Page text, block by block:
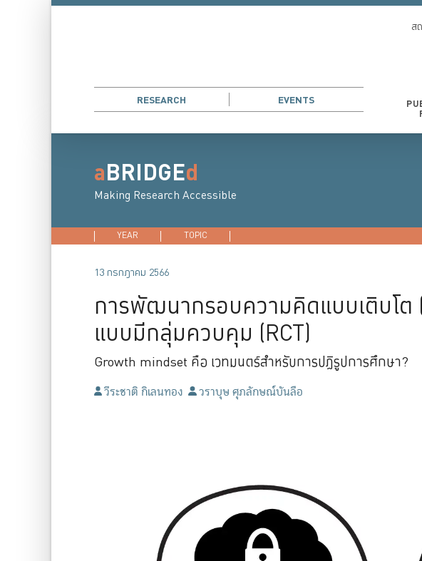
RESEARCH EVENTS
ส
aBRIDGEd
Making Research Accessible
YEAR 2026
TOPIC
13 กรกฎาคม 2566
การพัฒนากรอบความคิดแบบเติบโ
แบบมีกลุ่มควบคุม (RCT)
Growth mindset คือ เวทมนตร์สำหรับการปฏิรูปการศึกษา?
วีระชาติ กิเลนทอง วราบุษ ศุภลักษณ์บันลือ